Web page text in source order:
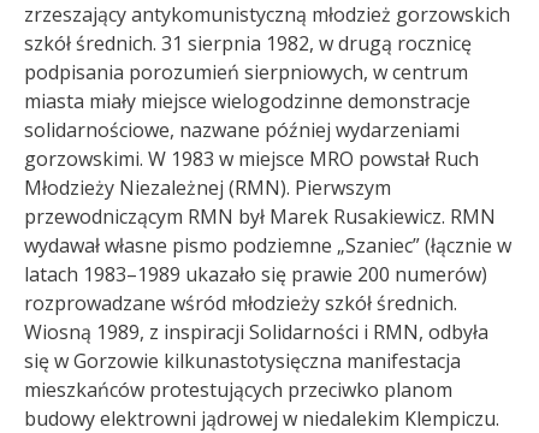
zrzeszający antykomunistyczną młodzież gorzowskich
szkół średnich. 31 sierpnia 1982, w drugą rocznicę
podpisania porozumień sierpniowych, w centrum
miasta miały miejsce wielogodzinne demonstracje
solidarnościowe, nazwane później wydarzeniami
gorzowskimi. W 1983 w miejsce MRO powstał Ruch
Młodzieży Niezależnej (RMN). Pierwszym
przewodniczącym RMN był Marek Rusakiewicz. RMN
wydawał własne pismo podziemne „Szaniec” (łącznie w
latach 1983–1989 ukazało się prawie 200 numerów)
rozprowadzane wśród młodzieży szkół średnich.
Wiosną 1989, z inspiracji Solidarności i RMN, odbyła
się w Gorzowie kilkunastotysięczna manifestacja
mieszkańców protestujących przeciwko planom
budowy elektrowni jądrowej w niedalekim Klempiczu.